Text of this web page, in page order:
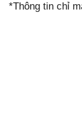
*Thông tin chỉ